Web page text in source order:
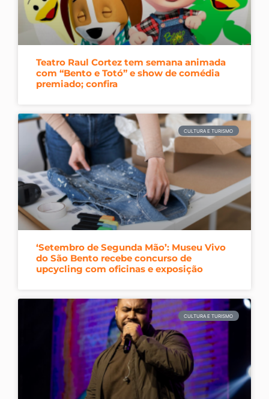
Teatro Raul Cortez tem semana animada
com “Bento e Totó” e show de comédia
premiado; confira
CULTURA E TURISMO
‘Setembro de Segunda Mão’: Museu Vivo
do São Bento recebe concurso de
upcycling com oficinas e exposição
CULTURA E TURISMO